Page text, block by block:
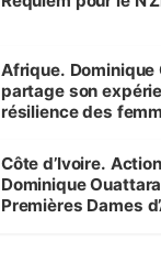
Afrique. Dominique
partage son
résilience des
Côte d’Ivoire.
Dominique
Premières Dames